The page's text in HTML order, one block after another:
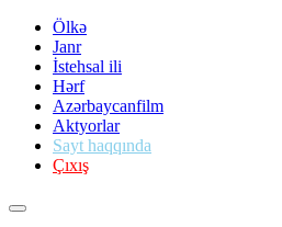
Ölkə
Janr
İstehsal ili
Hərf
Azərbaycanfilm
Aktyorlar
Sayt haqqında
Çıxış